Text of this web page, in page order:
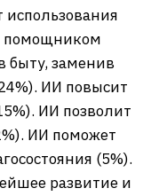
помощником
быту, заменив
ИИ повысит
ИИ позволит
ИИ поможет
(5%).
развитие и